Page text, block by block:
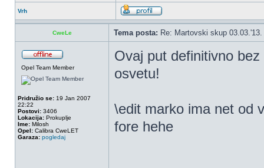
Vrh
CweLe Tema posta: Re: Martovski skup 03.03.'13.
Opel Team Member
Pridružio se: 19 Jan 2007
22:22
Postovi: 3406
Lokacija: Prokuplje
Ime: Milosh
Opel: Calibra CweLET
Garaza: pogledaj
Ovaj put definitivno
osvetu!
\edit marko ima net od
fore hehe